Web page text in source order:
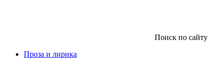
Поиск по сайту
Проза и лирика